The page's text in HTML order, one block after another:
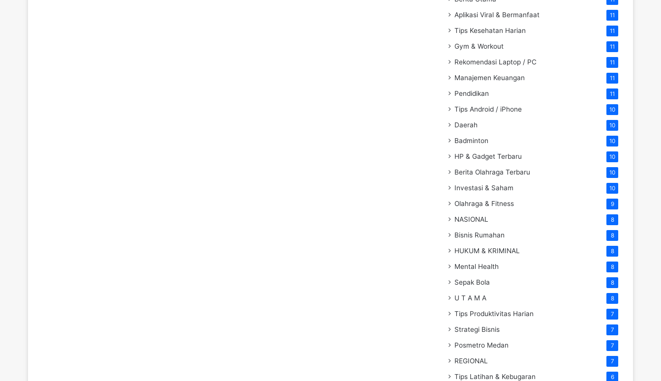
Aplikasi Viral & Bermanfaat 11
Tips Kesehatan Harian 11
Gym & Workout 11
Rekomendasi Laptop / PC 11
Manajemen Keuangan 11
Pendidikan 11
Tips Android / iPhone 10
Daerah 10
Badminton 10
HP & Gadget Terbaru 10
Berita Olahraga Terbaru 10
Investasi & Saham 10
Olahraga & Fitness 9
NASIONAL 8
Bisnis Rumahan 8
HUKUM & KRIMINAL 8
Mental Health 8
Sepak Bola 8
U T A M A 8
Tips Produktivitas Harian 7
Strategi Bisnis 7
Posmetro Medan 7
REGIONAL 7
Tips Latihan & Kebugaran 6